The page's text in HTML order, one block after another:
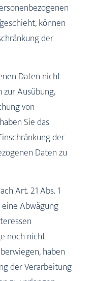
können
der
Daten nicht
Ausübung,
von
Sie das
der
Daten zu
Art. 21 Abs. 1
Abwägung
noch nicht
haben
der Verarbeitung